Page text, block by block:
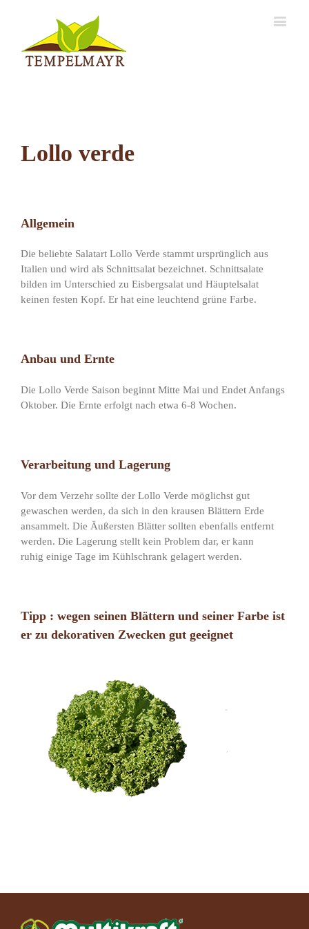
Lollo verde
Allgemein
Die beliebte Salatart Lollo Verde stammt ursprünglich aus
Italien und wird als Schnittsalat bezeichnet. Schnittsalate
bilden im Unterschied zu Eisbergsalat und Häuptelsalat
keinen festen Kopf. Er hat eine leuchtend grüne Farbe.
Anbau und Ernte
Die Lollo Verde Saison beginnt Mitte Mai und Endet Anfangs
Oktober. Die Ernte erfolgt nach etwa 6-8 Wochen.
Verarbeitung und Lagerung
Vor dem Verzehr sollte der Lollo Verde möglichst gut
gewaschen werden, da sich in den krausen Blättern Erde
ansammelt. Die Äußersten Blätter sollten ebenfalls entfernt
werden. Die Lagerung stellt kein Problem dar, er kann
ruhig einige Tage im Kühlschrank gelagert werden.
Tipp : wegen seinen Blättern und seiner Farbe ist
er zu dekorativen Zwecken gut geeignet